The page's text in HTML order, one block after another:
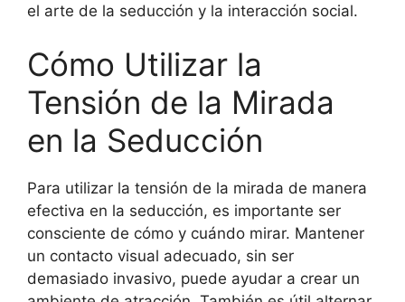
el arte de la seducción y la interacción social.
Cómo Utilizar la
Tensión de la Mirada
en la Seducción
Para utilizar la tensión de la mirada de manera
efectiva en la seducción, es importante ser
consciente de cómo y cuándo mirar. Mantener
un contacto visual adecuado, sin ser
demasiado invasivo, puede ayudar a crear un